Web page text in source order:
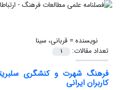
نویسنده =قربانی، سینا
تعداد مقالات:
1
فرهنگ شهرت و کنشگری
کاربران ایرانی